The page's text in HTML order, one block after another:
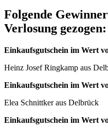
Folgende
Verlosung gezogen:
Einkaufsgutschein im Wert
Heinz Josef Ringkamp aus
Einkaufsgutschein im Wert
Elea Schnittker aus Delbrück
Einkaufsgutschein im Wert